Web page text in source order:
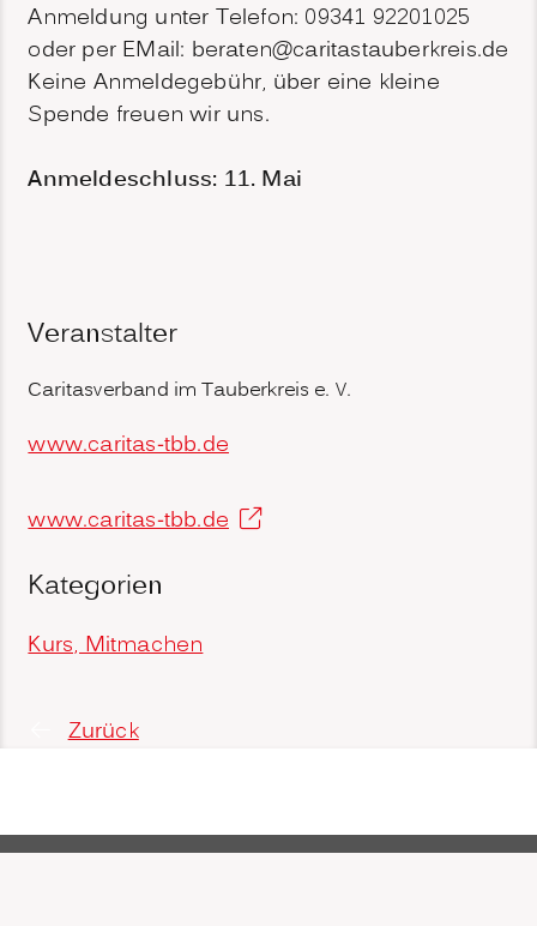
Anmeldung unter Telefon: 09341 92201025
oder per EMail: beraten@caritastauberkreis.de
Keine Anmeldegebühr, über eine kleine
Spende freuen wir uns.
Anmeldeschluss: 11. Mai
Veranstalter
Caritasverband im Tauberkreis e. V.
www.caritas-tbb.de
www.caritas-tbb.de
Kategorien
Kurs, Mitmachen
Zurück